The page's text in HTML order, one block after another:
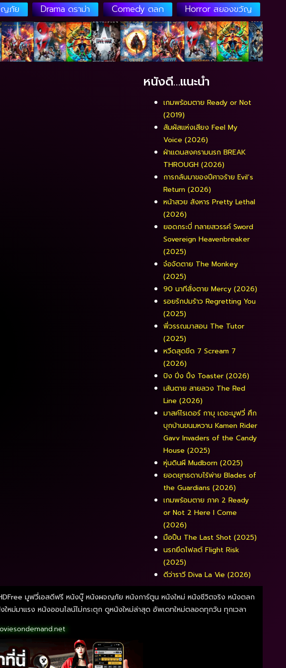
ญภัย Drama ดราม่า Comedy ตลก Horror สยองขวัญ
หนังดี…แนะนำ
เกมพร้อมตาย Ready or Not
(2019)
สัมผัสแห่งเสียง Feel My
Voice (2026)
ฝ่าแดนสงครามนรก BREAK
THROUGH (2026)
การกลับมาของปีศาจร้าย Evil’s
Return (2026)
หน้าสวย สังหาร Pretty Lethal
(2026)
ยอดกระบี่ ทลายสวรรค์ Sword
Sovereign Heavenbreaker
(2025)
จ๋อจัดตาย The Monkey
(2025)
90 นาทีสั่งตาย Mercy (2026)
รอยรักปมร้าว Regretting You
(2025)
พี่วรรณมาสอน The Tutor
(2025)
หวีดสุดขีด 7 Scream 7
(2026)
ปิง ปิ่ง ปิ้ง Toaster (2026)
เส้นตาย สายลวง The Red
Line (2026)
มาสค์ไรเดอร์ กาบุ เดอะมูฟวี่ ศึก
บุกบ้านขนมหวาน Kamen Rider
Gavv Invaders of the Candy
House (2025)
หุ่นดินผี Mudborn (2025)
ยอดยุทธดาบไร้พ่าย Blades of
the Guardians (2026)
เกมพร้อมตาย ภาค 2 Ready
or Not 2 Here I Come
(2026)
มือปืน The Last Shot (2025)
นรกยึดไฟลต์ Flight Risk
(2025)
ดีว่าราวี Diva La Vie​ (2026)
มูฟวี่เอสดีฟรี หนังบู๊ หนังผจญภัย หนังการ์ตูน หนังใหม่ หนังชีวิตจริง หนังตลก
ม่มาแรง หนังออนไลน์ไม่กระตุก ดูหนังใหม่ล่าสุด อัพเดทใหม่ตลอดทุกวัน ทุกเวลา